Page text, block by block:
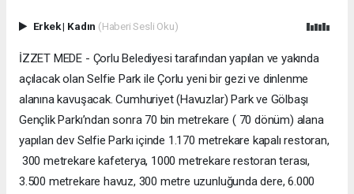
Erkek| Kadın (Haberi Sesli Oku)
İZZET MEDE - Çorlu Belediyesi tarafından yapılan ve yakında
açılacak olan Selfie Park ile Çorlu yeni bir gezi ve dinlenme
alanına kavuşacak. Cumhuriyet (Havuzlar) Park ve Gölbaşı
Gençlik Parkı’ndan sonra 70 bin metrekare ( 70 dönüm) alana
yapılan dev Selfie Parkı içinde 1.170 metrekare kapalı restoran,
300 metrekare kafeterya, 1000 metrekare restoran terası,
3.500 metrekare havuz, 300 metre uzunluğunda dere, 6.000